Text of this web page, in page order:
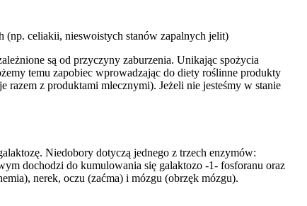
(np. celiakii, nieswoistych stanów zapalnych jelit)
są od przyczyny zaburzenia. Unikając spożycia
temu zapobiec wprowadzając do diety roślinne produkty
razem z produktami mlecznymi). Jeżeli nie jesteśmy w stanie
Niedobory dotyczą jednego z trzech enzymów:
dochodzi do kumulowania się galaktozo -1- fosforanu oraz
nerek, oczu (zaćma) i mózgu (obrzęk mózgu).